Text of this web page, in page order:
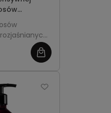
250 ml + im
zobacz
więcej